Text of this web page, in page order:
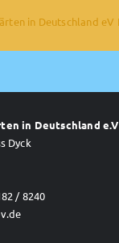
in Deutschland e.V
Dyck
/ 8240